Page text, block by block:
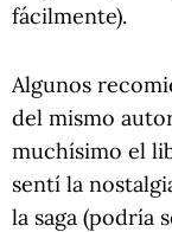
fácilmente).
Algunos
del mismo
muchísimo el
sentí la
la saga (podría